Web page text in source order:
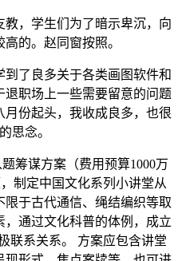
，学生们为了暗示卑沉，向
的。赵同窗按照。
了良多关于各类画图软件和
职场上一些需要留意的问题
月份起头，我收成良多，也很
思念。
谋方案（费用预算1000万
制定中国文化系列小讲堂从
于古代通信、绳结编织等取
通过文化科普的体例，成立
联系关系。 方案应包含讲堂